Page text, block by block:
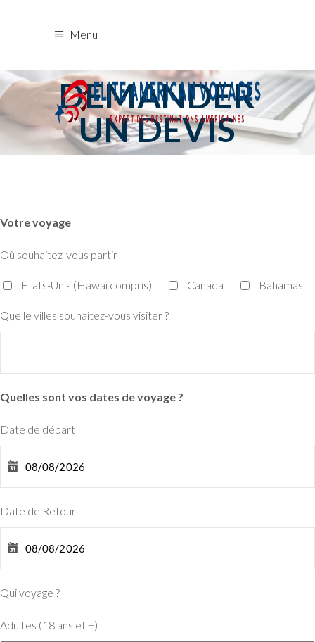
Menu
DEMANDER
UN DEVIS
Votre voyage
Où souhaitez-vous partir
Etats-Unis (Hawaï compris) Canada Bahamas
Quelle villes souhaitez-vous visiter ?
Quelles sont vos dates de voyage ?
Date de départ
Date de Retour
Qui voyage ?
Adultes (18 ans et +)